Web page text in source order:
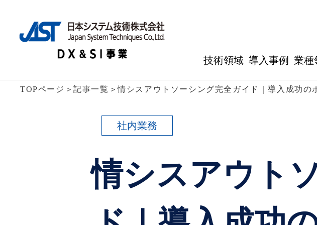
TOPページ ＞記事一覧 ＞情シスアウトソーシング完全ガイド｜導入成功の
技術領域 導入事例 業種
社内業務
情シスアウト